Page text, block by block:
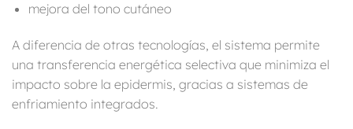
mejora del tono cutáneo
A diferencia de otras tecnologías, el sistema permite
una transferencia energética selectiva que minimiza el
impacto sobre la epidermis, gracias a sistemas de
enfriamiento integrados.